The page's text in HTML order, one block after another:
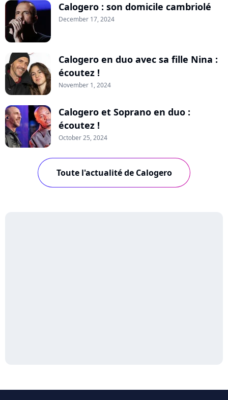
Calogero : son domicile cambriolé
December 17, 2024
Calogero en duo avec sa fille Nina :
écoutez !
November 1, 2024
Calogero et Soprano en duo :
écoutez !
October 25, 2024
Toute l'actualité de Calogero